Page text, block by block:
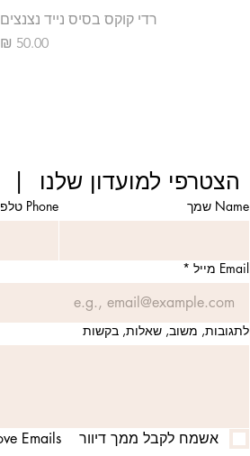
רדי קוקס בסיס נייד נצנצים
מחיר
Join our Club  |  הצטרפי למועדון שלנו
Name שמך Phone טלפון
Email מייל *
לתגובות, משוב, שאלות, בקשות
אשמח לקבל ממך דיוור    Approve Emails